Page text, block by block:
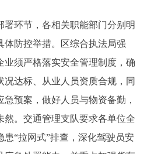
环节，各相关职能部门分别明
体防控举措。区综合执法局强
业须严格落实安全管理制度，确
况达标、从业人员资质合规，同
急预案，做好人员与物资备勤，
然。交通管理支队要求各单位全
患“拉网式”排查，深化驾驶员安